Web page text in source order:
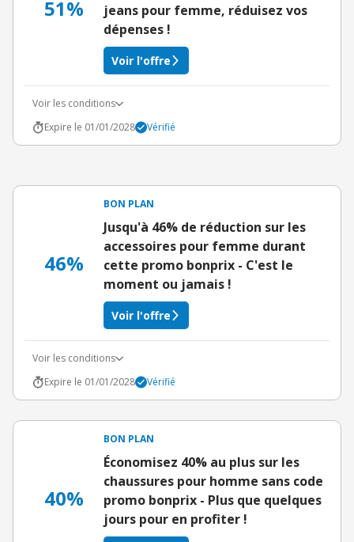
51%
jeans pour femme, réduisez vos
dépenses !
Voir l'offre
Voir les conditions
Expire le 01/01/2028
Vérifié
46%
BON PLAN
Jusqu'à 46% de réduction sur les
accessoires pour femme durant
cette promo bonprix - C'est le
moment ou jamais !
Voir l'offre
Voir les conditions
Expire le 01/01/2028
Vérifié
40%
BON PLAN
Économisez 40% au plus sur les
chaussures pour homme sans code
promo bonprix - Plus que quelques
jours pour en profiter !